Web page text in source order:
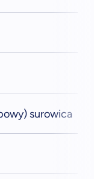
surowica